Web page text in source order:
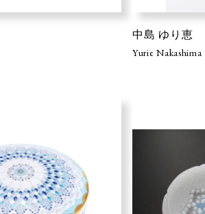
中島 ゆり恵
Yurie Nakashima